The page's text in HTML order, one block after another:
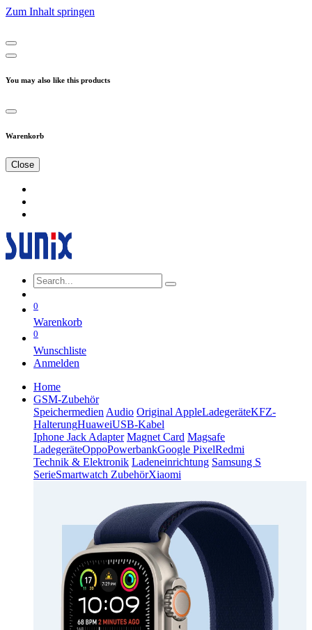
Zum Inhalt springen
You may also like this products
Warenkorb
Close
0
Warenkorb
0
Wunschliste
Anmelden
Home
GSM-Zubehör
Speichermedien Audio Original AppleLadegeräteKFZ-
HalterungHuaweiUSB-Kabel
Iphone Jack Adapter Magnet Card Magsafe
LadegeräteOppoPowerbankGoogle PixelRedmi
Technik & Elektronik Ladeneinrichtung Samsung S
SerieSmartwatch ZubehörXiaomi